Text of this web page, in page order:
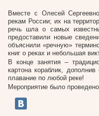
Вместе с Олесей
рекам России; их на
речь шла о самых
предоставили новые
объяснили «речную»
книг о реках и небольшая
В конце занятия –
картона кораблик,
плавание по любой реке!
Мероприятие было